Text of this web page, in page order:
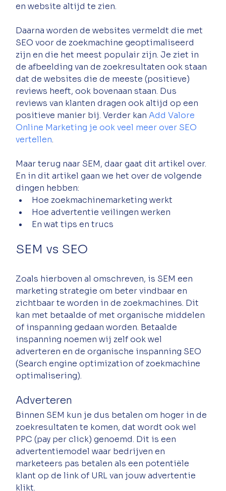
en website altijd te zien.
Daarna worden de websites vermeldt die met
SEO voor de zoekmachine geoptimaliseerd
zijn en die het meest populair zijn. Je ziet in
de afbeelding van de zoekresultaten ook staan
dat de websites die de meeste (positieve)
reviews heeft, ook bovenaan staan. Dus
reviews van klanten dragen ook altijd op een
positieve manier bij. Verder kan Add Valore
Online Marketing je ook veel meer over SEO
vertellen.
Maar terug naar SEM, daar gaat dit artikel over.
En in dit artikel gaan we het over de volgende
dingen hebben:
Hoe zoekmachinemarketing werkt
Hoe advertentie veilingen werken
En wat tips en trucs
SEM vs SEO
Zoals hierboven al omschreven, is SEM een
marketing strategie om beter vindbaar en
zichtbaar te worden in de zoekmachines. Dit
kan met betaalde of met organische middelen
of inspanning gedaan worden. Betaalde
inspanning noemen wij zelf ook wel
adverteren en de organische inspanning SEO
(Search engine optimization of zoekmachine
optimalisering).
Adverteren
Binnen SEM kun je dus betalen om hoger in de
zoekresultaten te komen, dat wordt ook wel
PPC (pay per click) genoemd. Dit is een
advertentiemodel waar bedrijven en
marketeers pas betalen als een potentiële
klant op de link of URL van jouw advertentie
klikt.